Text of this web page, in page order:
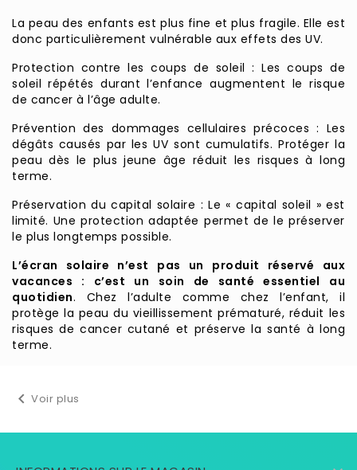
La peau des enfants est plus fine et plus fragile. Elle est
donc particulièrement vulnérable aux effets des UV.
Protection contre les coups de soleil : Les coups de
soleil répétés durant l’enfance augmentent le risque
de cancer à l’âge adulte.
Prévention des dommages cellulaires précoces : Les
dégâts causés par les UV sont cumulatifs. Protéger la
peau dès le plus jeune âge réduit les risques à long
terme.
Préservation du capital solaire : Le « capital soleil » est
limité. Une protection adaptée permet de le préserver
le plus longtemps possible.
L’écran solaire n’est pas un produit réservé aux
vacances : c’est un soin de santé essentiel au
quotidien. Chez l’adulte comme chez l’enfant, il
protège la peau du vieillissement prématuré, réduit les
risques de cancer cutané et préserve la santé à long
terme.
 Voir plus